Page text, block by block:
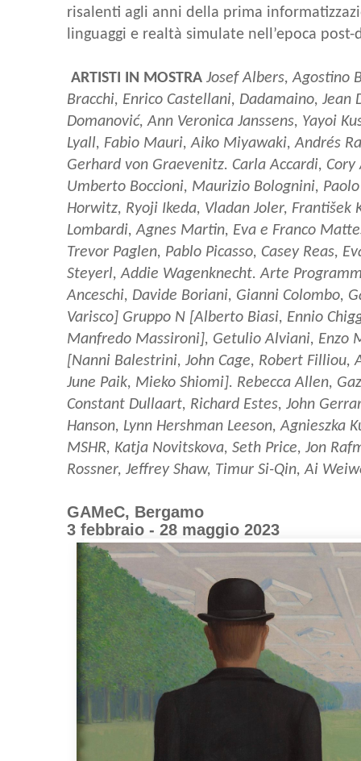
risalenti agli anni della prima
linguaggi e realtà simulate nell’epoca
ARTISTI IN MOSTRA Josef Albers, Agostino
Bracchi, Enrico Castellani, Dadamaino, Jean
Domanović, Ann Veronica Janssens, Yayoi
Lyall, Fabio Mauri, Aiko Miyawaki, Andrés
Gerhard von Graevenitz. Carla Accardi,
Umberto Boccioni, Maurizio Bolognini, Paolo
Horwitz, Ryoji Ikeda, Vladan Joler, František
Lombardi, Agnes Martin, Eva e Franco
Trevor Paglen, Pablo Picasso, Casey Reas,
Steyerl, Addie Wagenknecht. Arte
Anceschi, Davide Boriani, Gianni Colombo,
Varisco] Gruppo N [Alberto Biasi, Ennio
Manfredo Massironi], Getulio Alviani, Enzo
[Nanni Balestrini, John Cage, Robert Filliou,
June Paik, Mieko Shiomi]. Rebecca Allen,
Constant Dullaart, Richard Estes, John
Hanson, Lynn Hershman Leeson, Agnieszka
MSHR, Katja Novitskova, Seth Price, Jon
Rossner, Jeffrey Shaw, Timur Si-Qin, Ai
GAMeC, Bergamo
3 febbraio - 28 maggio 2023